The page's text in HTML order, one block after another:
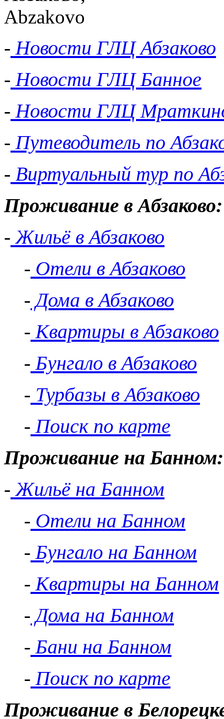
- Новости ГЛЦ Абзаково
- Новости ГЛЦ Банное
- Новости ГЛЦ
- Путеводитель по
- Виртуальный тур по
Проживание в Абзаково:
- Жильё в Абзаково
- Отели в Абзаково
- Дома в Абзаково
- Квартиры в Абзаково
- Бунгало в Абзаково
- Турбазы в Абзаково
- Поиск по карте
Проживание на Банном:
- Жильё на Банном
- Отели на Банном
- Бунгало на Банном
- Квартиры на Банном
- Дома на Банном
- Бани на Банном
- Поиск по карте
Проживание в